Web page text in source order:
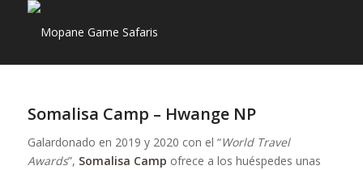
Somalisa Camp – Hwange NP
Galardonado en 2019 y 2020 con el “World Travel
Awards”, Somalisa Camp ofrece a los huéspedes unas